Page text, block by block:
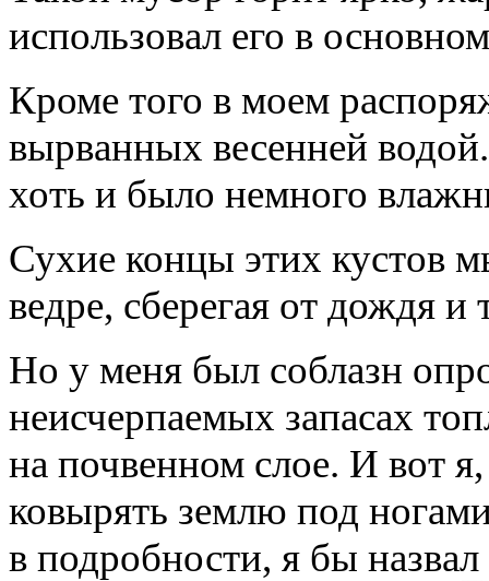
использовал его в
Кроме того в моем
вырванных весенней
хоть и было немного
Сухие концы этих кустов
ведре, сберегая от дождя и
Но у меня был соблазн
неисчерпаемых запасах
на почвенном слое. И вот
ковырять землю под
в подробности, я бы